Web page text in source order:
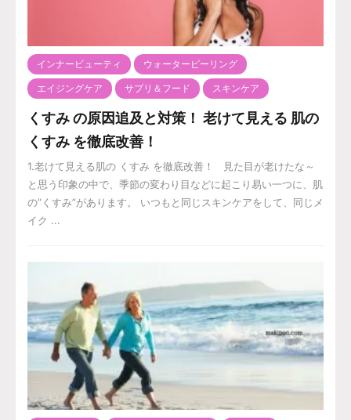
インナービューティ ウォーターピーリング
エイジングケア サプリ＆フード スキンケア
くすみ の原因追及と対策！ 老けて見える 肌の
くすみ を徹底改善！
1.老けて見える肌の くすみ を徹底改善！ 見た目が老けたな～
と思う印象の中で、季節の変わり目などに起こり易い一つに、肌
の”くすみ”があります。 いつもと同じスキンケアをして、同じメ
イク ...